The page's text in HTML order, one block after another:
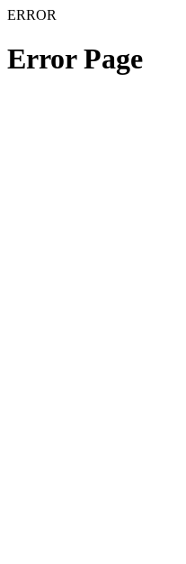
ERROR
Error Page